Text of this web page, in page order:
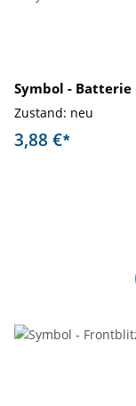
Symbol - Batterie
Zustand: neu
3,88 €*